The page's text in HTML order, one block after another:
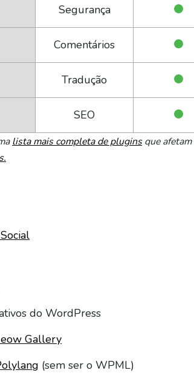
Segurança
Comentários
Tradução
SEO
lista mais completa de pluginsque afetam
do WordPress
Gallery
(sem ser o WPML)